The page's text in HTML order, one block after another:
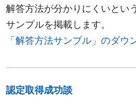
解答方法が分かりにくいとい
サンプルを掲載します。
「解答方法サンプル」のダウ
認定取得成功談